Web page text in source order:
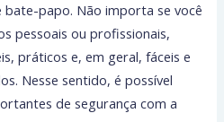
papo. Não importa se você
pessoais ou profissionais,
práticos e, em geral, fáceis e
Nesse sentido, é possível
de segurança com a